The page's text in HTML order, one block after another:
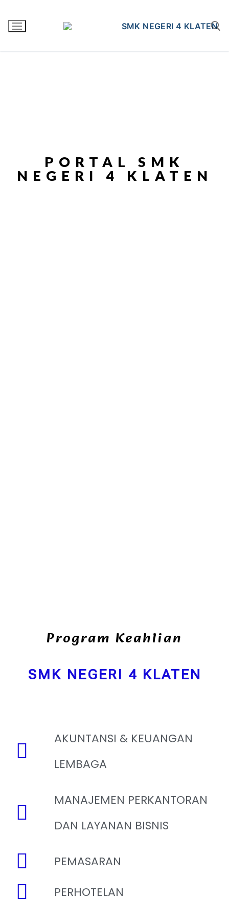
PORTAL SMK
NEGERI 4 KLATEN
Program Keahlian
SMK NEGERI 4 KLATEN
AKUNTANSI & KEUANGAN
LEMBAGA
MANAJEMEN PERKANTORAN
DAN LAYANAN BISNIS
PEMASARAN
PERHOTELAN